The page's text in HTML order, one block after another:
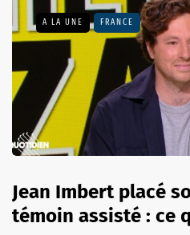
A LA UNE FRANCE
Jean Imbert placé
témoin assisté : ce